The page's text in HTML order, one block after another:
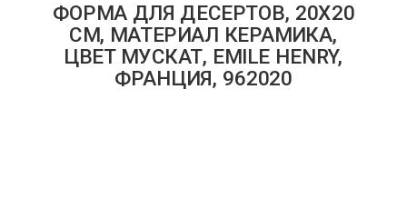
ФОРМА ДЛЯ ДЕСЕРТОВ, 20Х20
СМ, МАТЕРИАЛ КЕРАМИКА,
ЦВЕТ МУСКАТ, EMILE HENRY,
ФРАНЦИЯ, 962020